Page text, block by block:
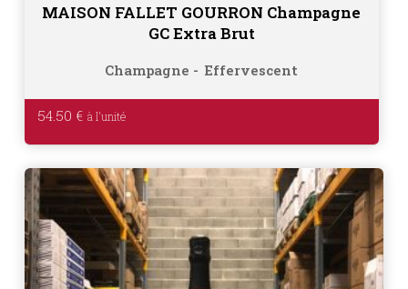
MAISON FALLET GOURRON Champagne
GC Extra Brut
Champagne Effervescent
54.50 €